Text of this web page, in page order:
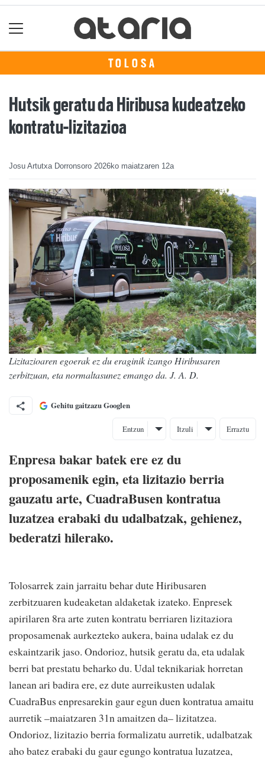
TOLOSA
Hutsik geratu da Hiribusa kudeatzeko
kontratu-lizitazioa
Josu Artutxa Dorronsoro 2026ko maiatzaren 12a
Lizitazioaren egoerak ez du eraginik izango Hiribusaren
zerbitzuan, eta normaltasunez emango da. J. A. D.
Gehitu gaitzazu Googlen
Entzun Itzuli Erraztu
Enpresa bakar batek ere ez du
proposamenik egin, eta lizitazio berria
gauzatu arte, CuadraBusen kontratua
luzatzea erabaki du udalbatzak, gehienez,
bederatzi hilerako.
Tolosarrek zain jarraitu behar dute Hiribusaren
zerbitzuaren kudeaketan aldaketak izateko. Enpresek
apirilaren 8ra arte zuten kontratu berriaren lizitaziora
proposamenak aurkezteko aukera, baina udalak ez du
eskaintzarik jaso. Ondorioz, hutsik geratu da, eta udalak
berri bat prestatu beharko du. Udal teknikariak horretan
lanean ari badira ere, ez dute aurreikusten udalak
CuadraBus enpresarekin gaur egun duen kontratua amaitu
aurretik –maiatzaren 31n amaitzen da– lizitatzea.
Ondorioz, lizitazio berria formalizatu aurretik, udalbatzak
aho batez erabaki du gaur egungo kontratua luzatzea,